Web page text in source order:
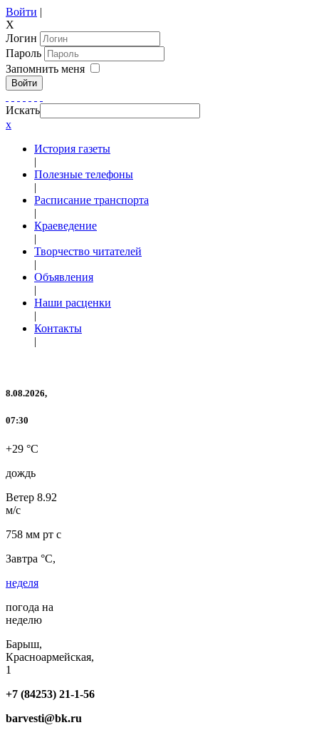
Войти |
X
Логин
Пароль
Запомнить меня
Войти
Искать
x
История газеты
|
Полезные телефоны
|
Расписание транспорта
|
Краеведение
|
Творчество читателей
|
Объявления
|
Наши расценки
|
Контакты
|
8.08.2026,
07:30
+29 °C
дождь
Ветер 8.92
м/с
758 мм рт с
Завтра °C,
неделя
погода на
неделю
Барыш,
Красноармейская,
1
+7 (84253) 21-1-56
barvesti@bk.ru